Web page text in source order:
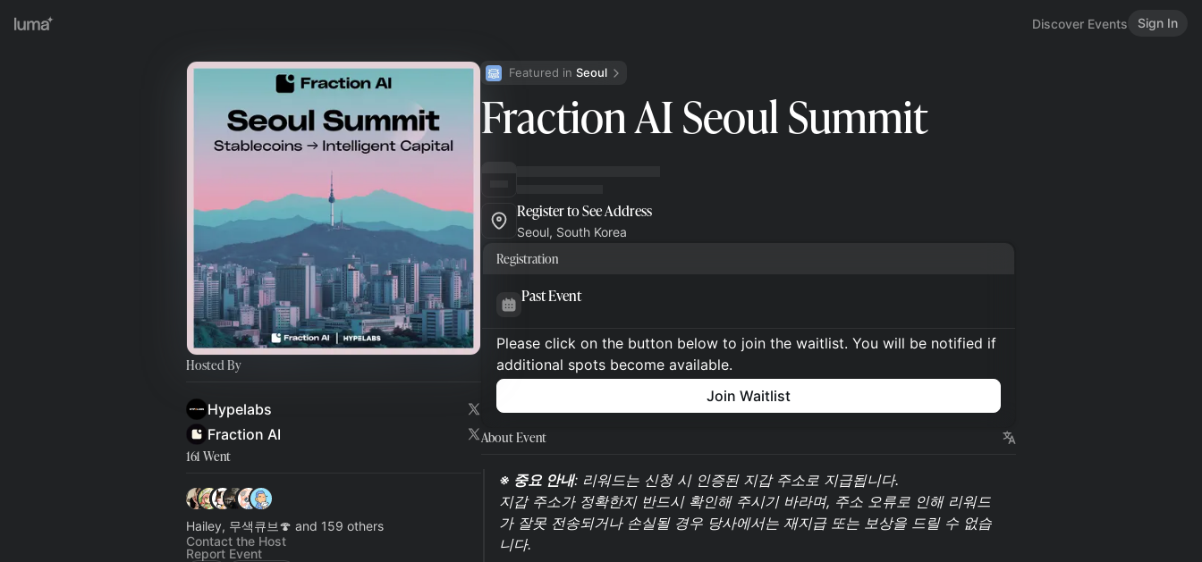
Discover Events Sign In
Hosted By
Hypelabs
Fraction AI
161 Went
Hailey, 무색큐브🍄 and 159 others
Contact the Host
Report Event
Featured in Seoul
Fraction AI Seoul Summit
Register to See Address
Seoul, South Korea
Registration
Past Event
Please click on the button below to join the waitlist. You will be notified if
additional spots become available.
Join Waitlist
About Event
※ 중요 안내: 리워드는 신청 시 인증된 지갑 주소로 지급됩니다.
지갑 주소가 정확한지 반드시 확인해 주시기 바라며, 주소 오류로 인해 리워드
가 잘못 전송되거나 손실될 경우 당사에서는 재지급 또는 보상을 드릴 수 없습
니다.